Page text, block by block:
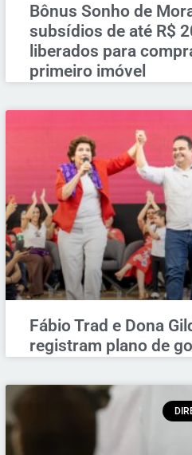
Bônus Sonho de
subsídios de até R$
liberados para
primeiro imóvel
Fábio Trad e Dona
registram plano de